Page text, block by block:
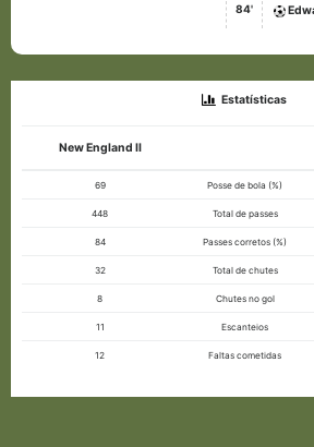
84'
Estatísticas
New England II
69 Posse de bola (%)
448 Total de passes
84 Passes corretos (%)
32 Total de chutes
8 Chutes no gol
11 Escanteios
12 Faltas cometidas